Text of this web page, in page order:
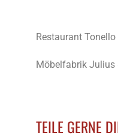
Restaurant Tonello
Möbelfabrik Julius
TEILE GERNE